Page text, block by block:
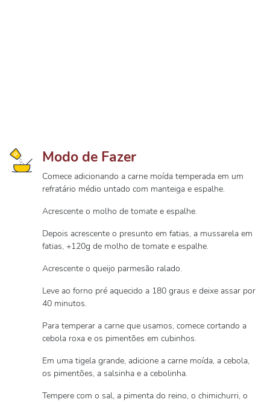
Modo de Fazer
Comece adicionando a carne moída temperada em um
refratário médio untado com manteiga e espalhe.
Acrescente o molho de tomate e espalhe.
Depois acrescente o presunto em fatias, a mussarela em
fatias, +120g de molho de tomate e espalhe.
Acrescente o queijo parmesão ralado.
Leve ao forno pré aquecido a 180 graus e deixe assar por
40 minutos.
Para temperar a carne que usamos, comece cortando a
cebola roxa e os pimentões em cubinhos.
Em uma tigela grande, adicione a carne moída, a cebola,
os pimentões, a salsinha e a cebolinha.
Tempere com o sal, a pimenta do reino, o chimichurri, o